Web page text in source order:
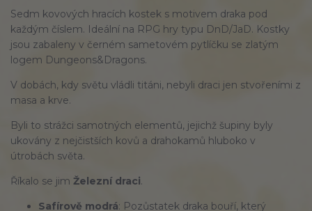
Sedm kovových hracích kostek s motivem draka pod
každým číslem. Ideální na RPG hry typu DnD/JaD. Kostky
jsou zabaleny v černém sametovém pytlíčku se zlatým
logem Dungeons&Dragons.
V dobách, kdy světu vládli titáni, nebyli draci jen stvořeními z
masa a krve.
Byli to strážci samotných elementů, jejichž šupiny byly
ukovány z nejčistších kovů a drahokamů hluboko v
útrobách světa.
Říkalo se jim Železní draci.
Safírově modrá: Pozůstatek draka bouří, který